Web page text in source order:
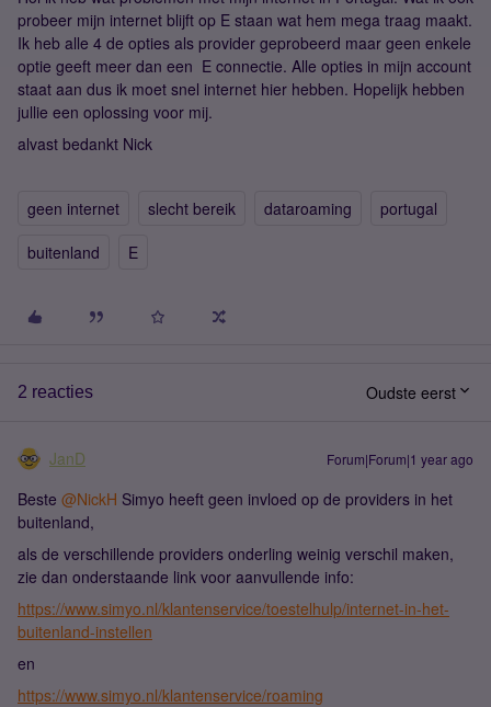
probeer mijn internet blijft op E staan wat hem mega traag maakt.
Ik heb alle 4 de opties als provider geprobeerd maar geen enkele
optie geeft meer dan een E connectie. Alle opties in mijn account
staat aan dus ik moet snel internet hier hebben. Hopelijk hebben
jullie een oplossing voor mij.
alvast bedankt Nick
geen internet slecht bereik dataroaming
portugal
buitenland
E
2 reacties Oudste eerst
JanD Forum|Forum|1 year ago
Beste ​ @NickH Simyo heeft geen invloed op de providers in het
buitenland,
als de verschillende providers onderling weinig verschil maken,
zie dan onderstaande link voor aanvullende info:
https://www.simyo.nl/klantenservice/toestelhulp/internet-in-het-
buitenland-instellen
en
https://www.simyo.nl/klantenservice/roaming